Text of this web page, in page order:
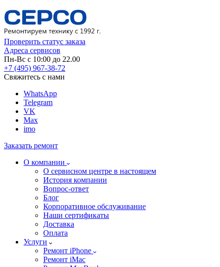
Проверить статус заказа
Адреса сервисов
Пн-Вс с 10:00 до 22.00
+7 (495) 967-38-72
Свяжитесь с нами
WhatsApp
Telegram
VK
Max
imo
Заказать ремонт
О компании
О сервисном центре в настоящем
История компании
Вопрос-ответ
Блог
Корпоративное обслуживание
Наши сертификаты
Доставка
Оплата
Услуги
Ремонт iPhone
Ремонт iMac